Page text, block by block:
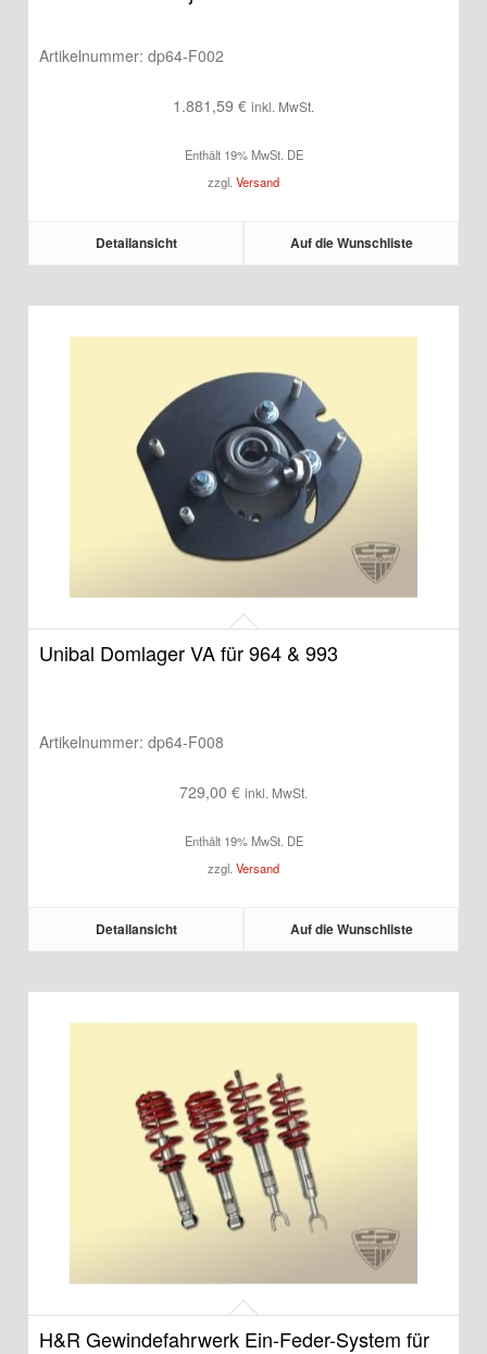
Artikelnummer: dp64-F002
1.881,59 € inkl. MwSt.
Enthält 19% MwSt. DE
zzgl. Versand
Detailansicht Auf die Wunschliste
Unibal Domlager VA für 964 & 993
Artikelnummer: dp64-F008
729,00 € inkl. MwSt.
Enthält 19% MwSt. DE
zzgl. Versand
Detailansicht Auf die Wunschliste
H&R Gewindefahrwerk Ein-Feder-System für